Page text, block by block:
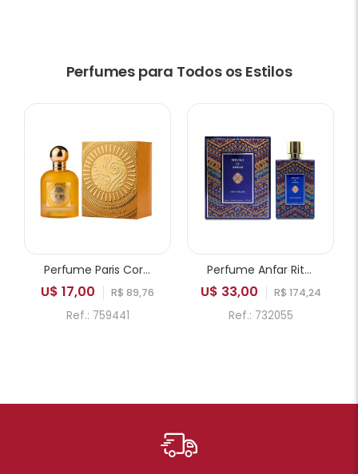
Perfumes para Todos os Estilos
Perfume Paris Corner Emir Mango Punch EDP Unissex 100ml
U$ 17,00 R$ 89,76
Ref.: 759441
Perfume Anfar Rituals of Anfar Chef-D'oeuvre Extrait de Parfum Unissex 80ml
U$ 33,00 R$ 174,24
Ref.: 732055